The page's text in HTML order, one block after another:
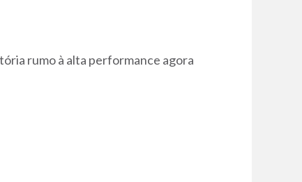
rumo à alta performance agora